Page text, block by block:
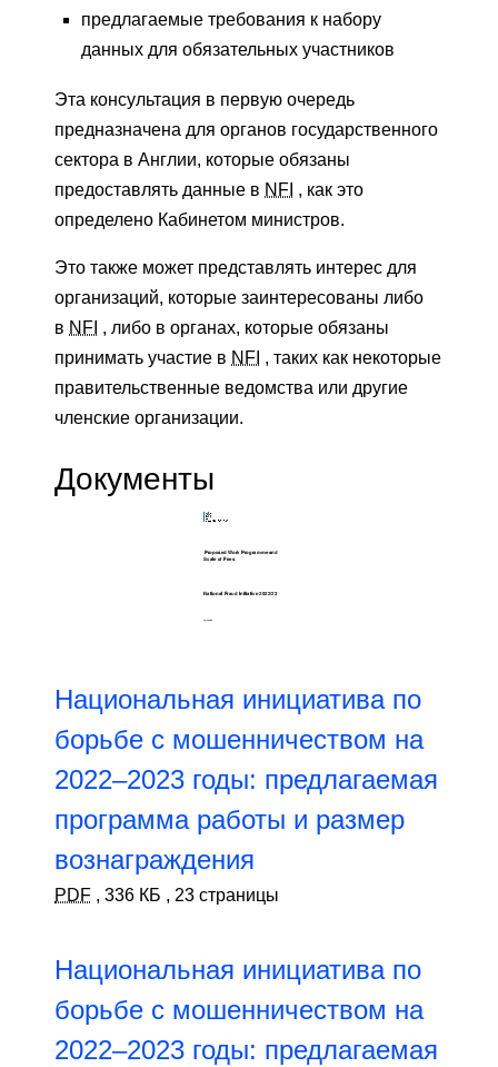
предлагаемые требования к набору
данных для обязательных участников
Эта консультация в первую очередь
предназначена для органов государственного
сектора в Англии, которые обязаны
предоставлять данные в NFI , как это
определено Кабинетом министров.
Это также может представлять интерес для
организаций, которые заинтересованы либо
в NFI , либо в органах, которые обязаны
принимать участие в NFI , таких как некоторые
правительственные ведомства или другие
членские организации.
Документы
Национальная инициатива по
борьбе с мошенничеством на
2022–2023 годы: предлагаемая
программа работы и размер
вознаграждения
PDF , 336 КБ , 23 страницы
Национальная инициатива по
борьбе с мошенничеством на
2022–2023 годы: предлагаемая